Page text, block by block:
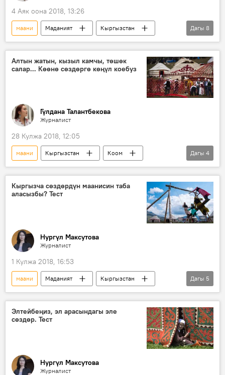
4 Аяк оона 2018, 13:26
маани Маданият
Кыргызстан
Коом
Жаңылыктар
тибиртке
диалект
фразеологизм
Дагы 8
Алтын жатын, кызыл камчы, төшөк
салар... Көөнө сөздөргө көңүл коебуз
Гүлдана Талантбекова
Журналист
28 Кулжа 2018, 12:05
маани Кыргызстан
Коом
Жаңылыктар
Тибиртке — кыргызча туура сүйлөйбүз
кыргыз тили
Дагы 4
Кыргызча сөздөрдүн маанисин таба
аласызбы? Тест
Нургүл Максутова
Журналист
1 Кулжа 2018, 16:53
маани Маданият
Кыргызстан
Викториналар
Коом
Кыргызча тесттер
сөз макала
Дагы 5
Элтейбеңиз, эл арасындагы эле
сөздөр. Тест
Нургүл Максутова
Журналист